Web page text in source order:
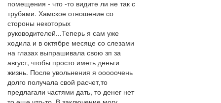
помещения - что -то видите ли не так с
трубами. Хамское отношение со
стороны некоторых
руководителей...Теперь я сам уже
ходила и в октябре месяце со слезами
на глазах выпрашивала свою зп за
август, чтобы просто иметь деньги
жизнь. После увольнения я ооооочень
долго получала свой расчет,то
предлагали частями дать, то денег нет